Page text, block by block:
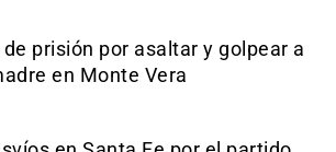
prisión por asaltar y golpear a
en Monte Vera